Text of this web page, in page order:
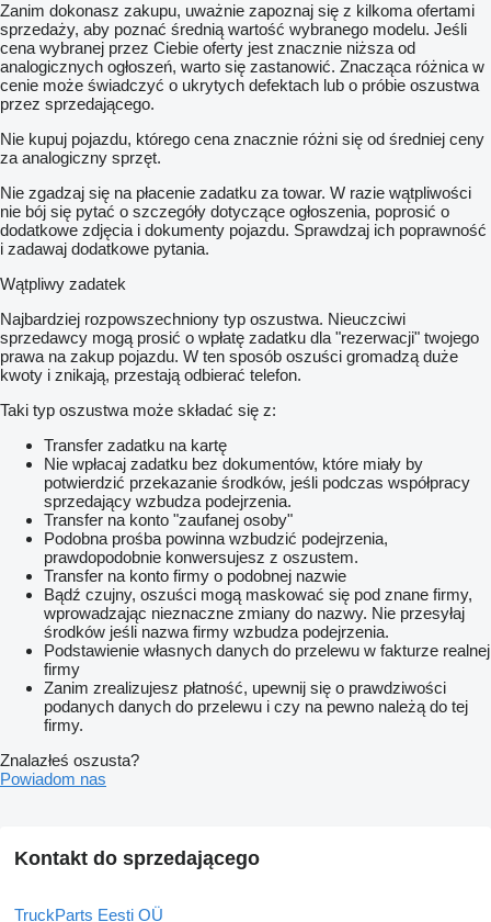
Zanim dokonasz zakupu, uważnie zapoznaj się z kilkoma ofertami
sprzedaży, aby poznać średnią wartość wybranego modelu. Jeśli
cena wybranej przez Ciebie oferty jest znacznie niższa od
analogicznych ogłoszeń, warto się zastanowić. Znacząca różnica w
cenie może świadczyć o ukrytych defektach lub o próbie oszustwa
przez sprzedającego.
Nie kupuj pojazdu, którego cena znacznie różni się od średniej ceny
za analogiczny sprzęt.
Nie zgadzaj się na płacenie zadatku za towar. W razie wątpliwości
nie bój się pytać o szczegóły dotyczące ogłoszenia, poprosić o
dodatkowe zdjęcia i dokumenty pojazdu. Sprawdzaj ich poprawność
i zadawaj dodatkowe pytania.
Wątpliwy zadatek
Najbardziej rozpowszechniony typ oszustwa. Nieuczciwi
sprzedawcy mogą prosić o wpłatę zadatku dla "rezerwacji" twojego
prawa na zakup pojazdu. W ten sposób oszuści gromadzą duże
kwoty i znikają, przestają odbierać telefon.
Taki typ oszustwa może składać się z:
Transfer zadatku na kartę
Nie wpłacaj zadatku bez dokumentów, które miały by
potwierdzić przekazanie środków, jeśli podczas współpracy
sprzedający wzbudza podejrzenia.
Transfer na konto "zaufanej osoby"
Podobna prośba powinna wzbudzić podejrzenia,
prawdopodobnie konwersujesz z oszustem.
Transfer na konto firmy o podobnej nazwie
Bądź czujny, oszuści mogą maskować się pod znane firmy,
wprowadzając nieznaczne zmiany do nazwy. Nie przesyłaj
środków jeśli nazwa firmy wzbudza podejrzenia.
Podstawienie własnych danych do przelewu w fakturze realnej
firmy
Zanim zrealizujesz płatność, upewnij się o prawdziwości
podanych danych do przelewu i czy na pewno należą do tej
firmy.
Znalazłeś oszusta?
Powiadom nas
Kontakt do sprzedającego
TruckParts Eesti OÜ